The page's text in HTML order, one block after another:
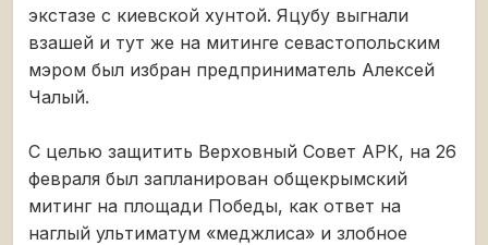
экстазе с киевской хунтой. Яцубу выгнали
взашей и тут же на митинге севастопольским
мэром был избран предприниматель Алексей
Чалый.
С целью защитить Верховный Совет АРК, на 26
февраля был запланирован общекрымский
митинг на площади Победы, как ответ на
наглый ультиматум «меджлиса» и злобное